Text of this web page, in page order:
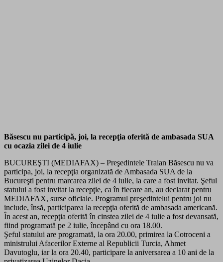
Băsescu nu participă, joi, la recepţia oferită de ambasada SUA
cu ocazia zilei de 4 iulie
BUCUREŞTI (MEDIAFAX) – Preşedintele Traian Băsescu nu va
participa, joi, la recepţia organizată de Ambasada SUA de la
Bucureşti pentru marcarea zilei de 4 iulie, la care a fost invitat. Şeful
statului a fost invitat la recepţie, ca în fiecare an, au declarat pentru
MEDIAFAX, surse oficiale. Programul preşedintelui pentru joi nu
include, însă, participarea la recepţia oferită de ambasada americană.
În acest an, recepţia oferită în cinstea zilei de 4 iulie a fost devansată,
fiind programată pe 2 iulie, începând cu ora 18.00.
Şeful statului are programată, la ora 20.00, primirea la Cotroceni a
ministrului Afacerilor Externe al Republicii Turcia, Ahmet
Davutoglu, iar la ora 20.40, participare la aniversarea a 10 ani de la